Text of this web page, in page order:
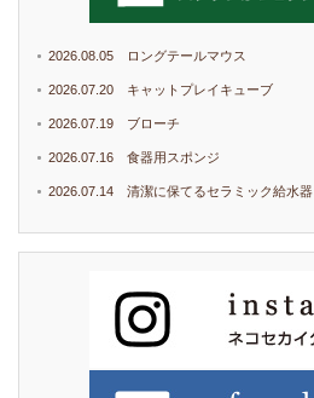
2026.08.05 ロングテールマウス
2026.07.20 キャットプレイキューブ
2026.07.19 ブローチ
2026.07.16 食器用スポンジ
2026.07.14 清潔に保てるセラミック給水器